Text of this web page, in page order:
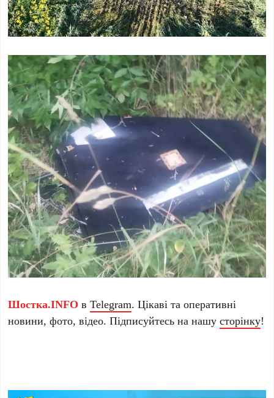
Шостка.INFO вTelegram. Цікаві та оперативні
новини, фото, відео. Підписуйтесь на нашусторінку!